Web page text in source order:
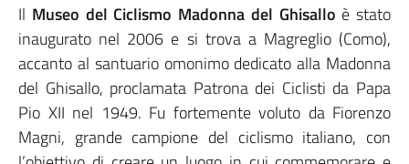
Il Museo del Ciclismo Madonna del Ghisallo è stato
inaugurato nel 2006 e si trova a Magreglio (Como),
accanto al santuario omonimo dedicato alla Madonna
del Ghisallo, proclamata Patrona dei Ciclisti da Papa
Pio XII nel 1949. Fu fortemente voluto da Fiorenzo
Magni, grande campione del ciclismo italiano, con